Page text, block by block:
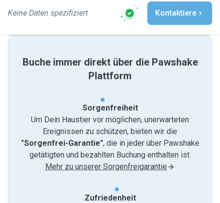
Keine Daten spezifiziert Kontaktiere
Buche immer direkt über die Pawshake
Plattform
Sorgenfreiheit
Um Dein Haustier vor möglichen, unerwarteten
Ereignissen zu schützen, bieten wir die
"Sorgenfrei-Garantie", die in jeder über Pawshake
getätigten und bezahlten Buchung enthalten ist.
Mehr zu unserer Sorgenfreigarantie
Zufriedenheit